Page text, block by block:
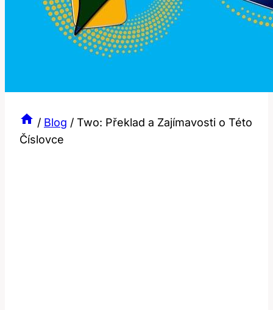
/ Blog / Two: Překlad a Zajímavosti o Této
Číslovce